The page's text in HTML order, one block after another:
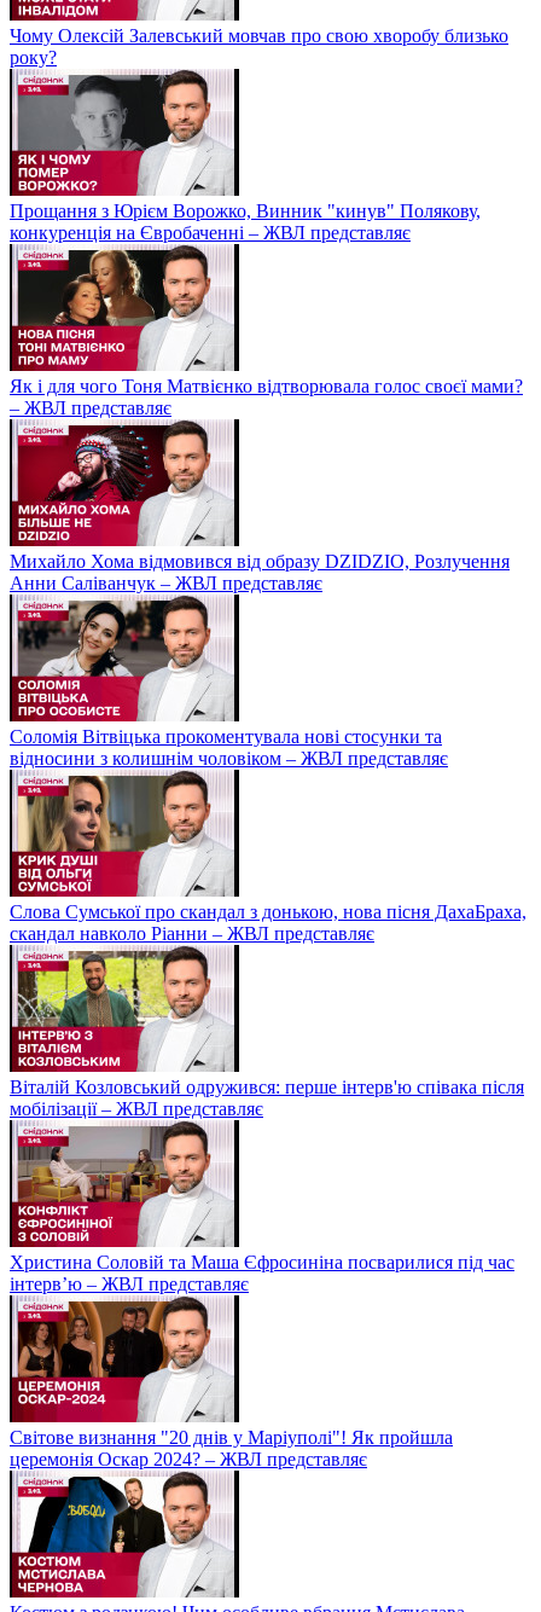
Чому Олексій Залевський мовчав про свою хворобу близько
року?
Прощання з Юрієм Ворожко, Винник "кинув" Полякову,
конкуренція на Євробаченні – ЖВЛ представляє
Як і для чого Тоня Матвієнко відтворювала голос своєї мами?
– ЖВЛ представляє
Михайло Хома відмовився від образу DZIDZIO, Розлучення
Анни Саліванчук – ЖВЛ представляє
Соломія Вітвіцька прокоментувала нові стосунки та
відносини з колишнім чоловіком – ЖВЛ представляє
Слова Сумської про скандал з донькою, нова пісня ДахаБраха,
скандал навколо Ріанни – ЖВЛ представляє
Віталій Козловський одружився: перше інтерв'ю співака після
мобілізації – ЖВЛ представляє
Христина Соловій та Маша Єфросиніна посварилися під час
інтерв’ю – ЖВЛ представляє
Світове визнання "20 днів у Маріуполі"! Як пройшла
церемонія Оскар 2024? – ЖВЛ представляє